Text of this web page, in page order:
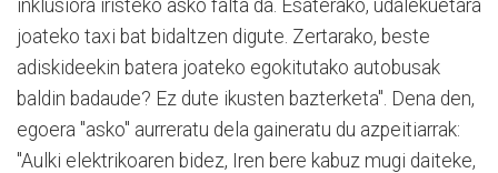
inklusiora iristeko asko falta da. Esaterako, udalekuetara
joateko taxi bat bidaltzen digute. Zertarako, beste
adiskideekin batera joateko egokitutako autobusak
baldin badaude? Ez dute ikusten bazterketa". Dena den,
egoera "asko" aurreratu dela gaineratu du azpeitiarrak:
"Aulki elektrikoaren bidez, Iren bere kabuz mugi daiteke,